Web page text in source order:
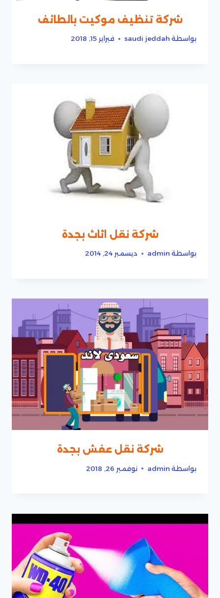
شركة تنظيف موكيت بالطائف
بواسطة saudi jeddah فبراير 15, 2018
شركة نقل اثاث بجدة
بواسطة admin ديسمبر 24, 2014
شركة نقل عفش بجدة
بواسطة admin نوفمبر 26, 2018